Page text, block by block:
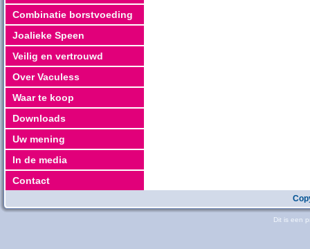
Combinatie borstvoeding
Joalieke Speen
Veilig en vertrouwd
Over Vaculess
Waar te koop
Downloads
Uw mening
In de media
Contact
Dit is een